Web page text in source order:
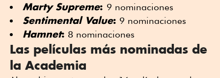
Marty Supreme: 9 nominaciones
Sentimental Value: 9 nominaciones
Hamnet: 8 nominaciones
Las películas más nominadas de
la Academia